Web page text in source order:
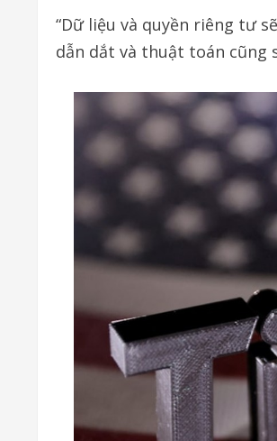
“Dữ liệu và quyền riêng tư
dẫn dắt và thuật toán cũng